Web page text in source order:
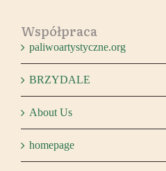
Współpraca
paliwoartystyczne.org
BRZYDALE
About Us
homepage